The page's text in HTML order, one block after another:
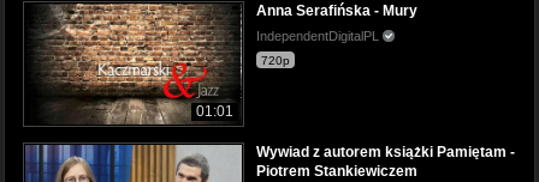
01:01
Anna Serafińska - Mury
IndependentDigitalPL
720p
Wywiad z autorem książki Pamiętam -
Piotrem Stankiewiczem